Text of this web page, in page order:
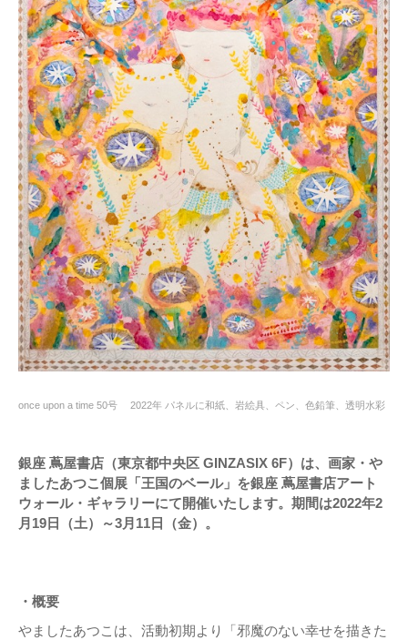
once upon a time 50号 2022年 パネルに和紙、岩絵具、ペン、色鉛筆、透明水彩
銀座 蔦屋書店（東京都中央区 GINZASIX 6F）は、画家・や
ましたあつこ個展「王国のベール」を銀座 蔦屋書店アート
ウォール・ギャラリーにて開催いたします。期間は2022年2
月19日（土）～3月11日（金）。
・概要
やましたあつこは、活動初期より「邪魔のない幸せを描きた